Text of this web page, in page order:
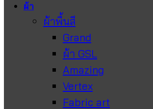
ผ้า
ผ้าพื้นสี
Grand
ผ้า GSL
Amazing
Vertex
Fabric art